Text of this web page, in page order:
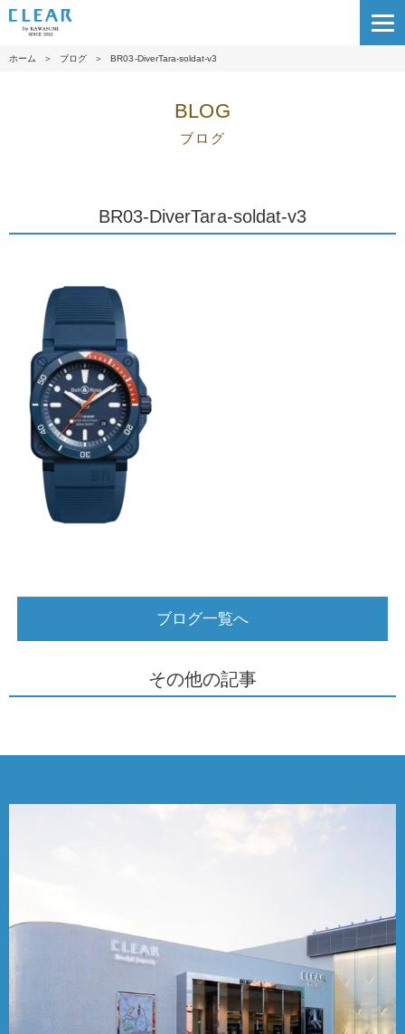
ホーム ＞ ブログ ＞ BR03-DiverTara-soldat-v3
BLOG
ブログ
BR03-DiverTara-soldat-v3
ブログ一覧へ
その他の記事